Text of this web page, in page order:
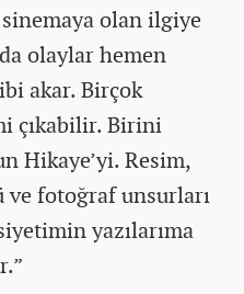
olan ilgiye
olaylar hemen
akar. Birçok
çıkabilir. Birini
Hikaye’yi. Resim,
fotoğraf unsurları
yazılarıma